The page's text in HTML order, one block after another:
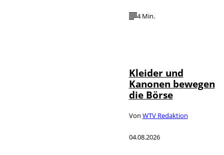
4 Min.
Kleider und
Kanonen bewegen
die Börse
Von WTV Redaktion
04.08.2026